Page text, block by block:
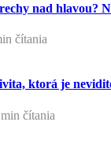
nad hlavou?
čítania
ktorá je
čítania